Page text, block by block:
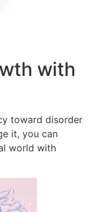
with
toward disorder
it, you can
world with